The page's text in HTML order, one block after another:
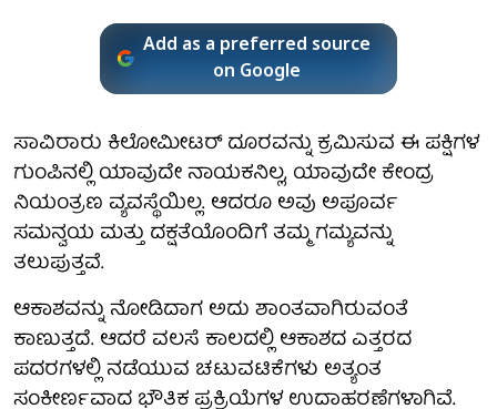
Add as a preferred source
on Google
ಸಾವಿರಾರು ಕಿಲೋಮೀಟರ್ ದೂರವನ್ನು ಕ್ರಮಿಸುವ ಈ ಪಕ್ಷಿಗಳ
ಗುಂಪಿನಲ್ಲಿ ಯಾವುದೇ ನಾಯಕನಿಲ್ಲ, ಯಾವುದೇ ಕೇಂದ್ರ
ನಿಯಂತ್ರಣ ವ್ಯವಸ್ಥೆಯಿಲ್ಲ. ಆದರೂ ಅವು ಅಪೂರ್ವ
ಸಮನ್ವಯ ಮತ್ತು ದಕ್ಷತೆಯೊಂದಿಗೆ ತಮ್ಮ ಗಮ್ಯವನ್ನು
ತಲುಪುತ್ತವೆ.
ಆಕಾಶವನ್ನು ನೋಡಿದಾಗ ಅದು ಶಾಂತವಾಗಿರುವಂತೆ
ಕಾಣುತ್ತದೆ. ಆದರೆ ವಲಸೆ ಕಾಲದಲ್ಲಿ ಆಕಾಶದ ಎತ್ತರದ
ಪದರಗಳಲ್ಲಿ ನಡೆಯುವ ಚಟುವಟಿಕೆಗಳು ಅತ್ಯಂತ
ಸಂಕೀರ್ಣವಾದ ಭೌತಿಕ ಪ್ರಕ್ರಿಯೆಗಳ ಉದಾಹರಣೆಗಳಾಗಿವೆ.